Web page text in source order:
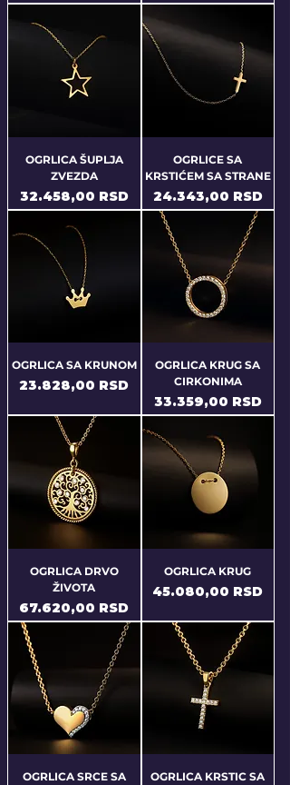
OGRLICA ŠUPLJA
ZVEZDA
Price
32.458,00 RSD
OGRLICE SA
KRSTIĆEM SA STRANE
Price
24.343,00 RSD
OGRLICA SA KRUNOM
Price
23.828,00 RSD
OGRLICA KRUG SA
CIRKONIMA
Price
33.359,00 RSD
OGRLICA DRVO
ŽIVOTA
Price
67.620,00 RSD
OGRLICA KRUG
Price
45.080,00 RSD
OGRLICA SRCE SA
OGRLICA KRSTIC SA